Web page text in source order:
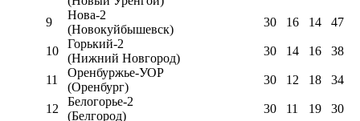
9
Нова-2
(Новокуйбышевск)
30 16 14 47
10
Горький-2
(Нижний Новгород)
30 14 16 38
11
Оренбуржье-УОР
(Оренбург)
30 12 18 34
12
Белогорье-2
(Белгород)
30 11 19 30